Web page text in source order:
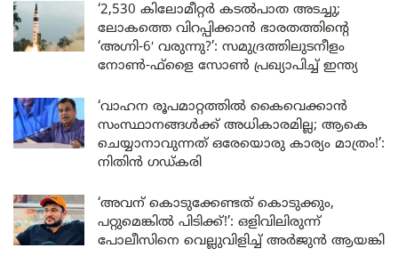
‘2,530 കിലോമീറ്റർ കടൽപാത അടച്ചു;
ലോകത്തെ വിറപ്പിക്കാൻ ഭാരതത്തിന്റെ
‘അഗ്നി-6′ വരുന്നു?’: സമുദ്രത്തിലുടനീളം
നോൺ-ഫ്ളൈ സോൺ പ്രഖ്യാപിച്ച് ഇന്ത്യ
‘വാഹന രൂപമാറ്റത്തിൽ കൈവെക്കാൻ
സംസ്ഥാനങ്ങൾക്ക് അധികാരമില്ല; ആകെ
ചെയ്യാനാവുന്നത് ഒരേയൊരു കാര്യം മാത്രം!’:
നിതിൻ ഗഡ്കരി
‘അവന് കൊടുക്കേണ്ടത് കൊടുക്കും,
പറ്റുമെങ്കിൽ പിടിക്ക്!’: ഒളിവിലിരുന്ന്
പോലീസിനെ വെല്ലുവിളിച്ച് അർജുൻ ആയങ്കി